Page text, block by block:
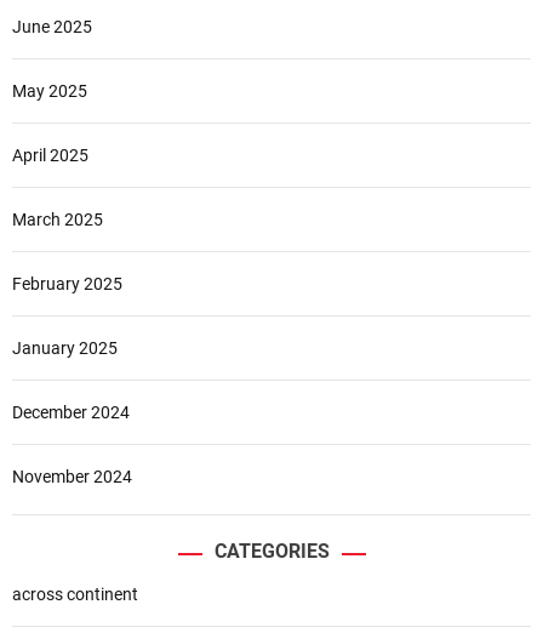
June 2025
May 2025
April 2025
March 2025
February 2025
January 2025
December 2024
November 2024
CATEGORIES
across continent